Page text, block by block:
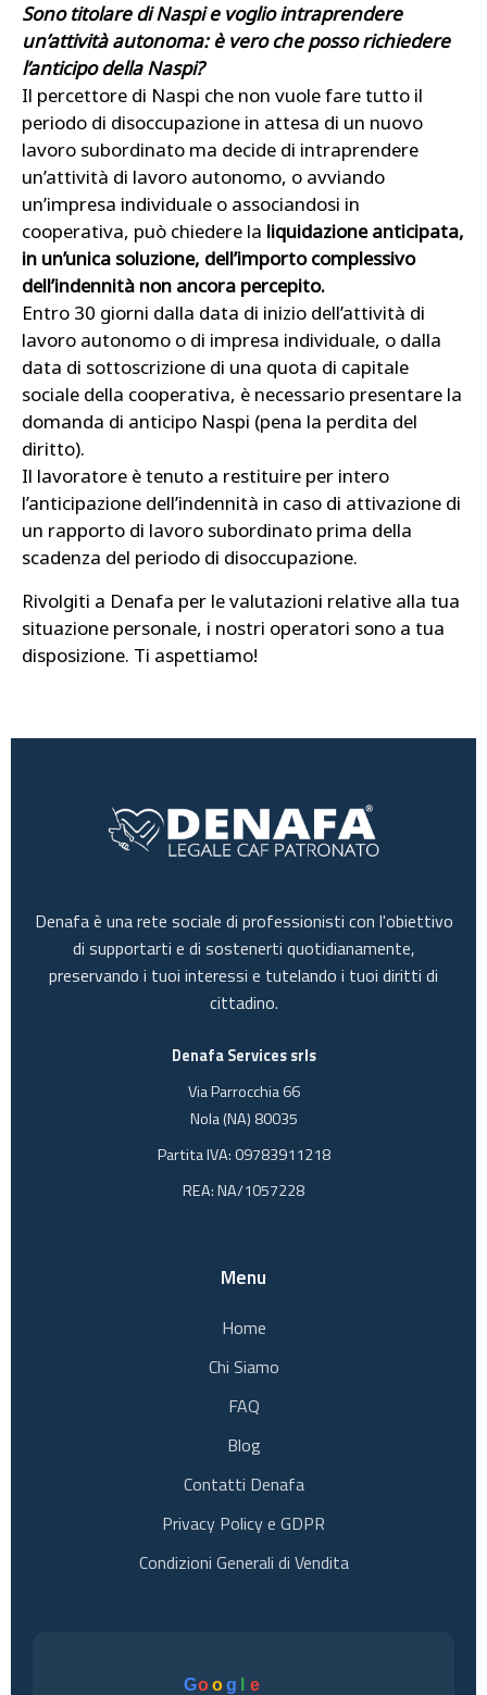
Sono titolare di Naspi e voglio intraprendere
un’attività autonoma: è vero che posso richiedere
l’anticipo della Naspi?
Il percettore di Naspi che non vuole fare tutto il
periodo di disoccupazione in attesa di un nuovo
lavoro subordinato ma decide di intraprendere
un’attività di lavoro autonomo, o avviando
un’impresa individuale o associandosi in
cooperativa, può chiedere la liquidazione anticipata,
in un’unica soluzione, dell’importo complessivo
dell’indennità non ancora percepito.
Entro 30 giorni dalla data di inizio dell’attività di
lavoro autonomo o di impresa individuale, o dalla
data di sottoscrizione di una quota di capitale
sociale della cooperativa, è necessario presentare la
domanda di anticipo Naspi (pena la perdita del
diritto).
Il lavoratore è tenuto a restituire per intero
l’anticipazione dell’indennità in caso di attivazione di
un rapporto di lavoro subordinato prima della
scadenza del periodo di disoccupazione.
Rivolgiti a Denafa per le valutazioni relative alla tua
situazione personale, i nostri operatori sono a tua
disposizione. Ti aspettiamo!
Denafa è una rete sociale di professionisti con l'obiettivo
di supportarti e di sostenerti quotidianamente,
preservando i tuoi interessi e tutelando i tuoi diritti di
cittadino.
Denafa Services srls
Via Parrocchia 66
Nola (NA) 80035
Partita IVA: 09783911218
REA: NA/1057228
Menu
Home
Chi Siamo
FAQ
Blog
Contatti Denafa
Privacy Policy e GDPR
Condizioni Generali di Vendita
Goog e